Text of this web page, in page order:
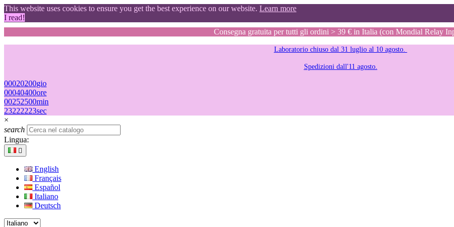
This website uses cookies to ensure you get the best experience on our website. Learn more
I read!
Consegna gratuita per tutti gli ordini > 39 € in Italia (con Mondial Relay
Laboratorio chiuso dal 31 luglio al 10 agosto.
Spedizioni dall'11 agosto.
00020200gio
00040400ore
00252500min
22212122sec
×
search
Lingua:

English
Français
Español
Italiano
Deutsch